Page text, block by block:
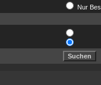
Nur